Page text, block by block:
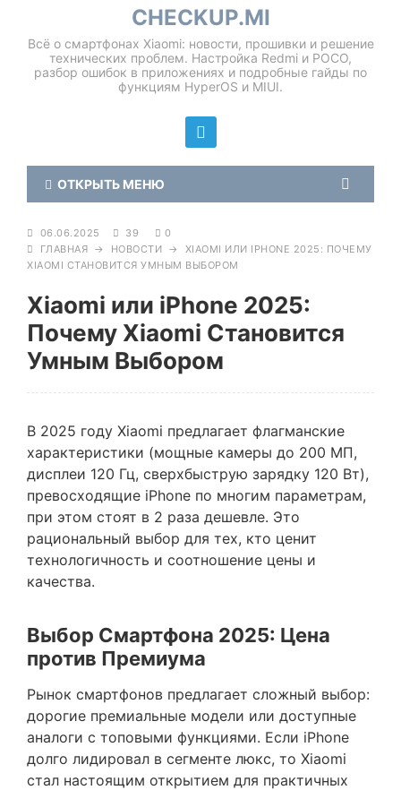
CHECKUP.MI
Всё о смартфонах Xiaomi: новости, прошивки и решение
технических проблем. Настройка Redmi и POCO,
разбор ошибок в приложениях и подробные гайды по
функциям HyperOS и MIUI.
ОТКРЫТЬ МЕНЮ
06.06.2025 39
0
ГЛАВНАЯ → НОВОСТИ → XIAOMI ИЛИ IPHONE 2025: ПОЧЕМУ
XIAOMI СТАНОВИТСЯ УМНЫМ ВЫБОРОМ
Xiaomi или iPhone 2025:
Почему Xiaomi Становится
Умным Выбором
В 2025 году Xiaomi предлагает флагманские
характеристики (мощные камеры до 200 МП,
дисплеи 120 Гц, сверхбыструю зарядку 120 Вт),
превосходящие iPhone по многим параметрам,
при этом стоят в 2 раза дешевле. Это
рациональный выбор для тех, кто ценит
технологичность и соотношение цены и
качества.
Выбор Смартфона 2025: Цена
против Премиума
Рынок смартфонов предлагает сложный выбор:
дорогие премиальные модели или доступные
аналоги с топовыми функциями. Если iPhone
долго лидировал в сегменте люкс, то Xiaomi
стал настоящим открытием для практичных